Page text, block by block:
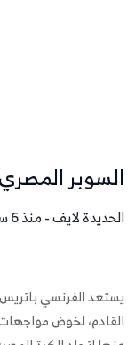
السوبر
الحديدة لايف - منذ 6 سنوات
يستعد الفرنسي باتريس
القادم، لخوض